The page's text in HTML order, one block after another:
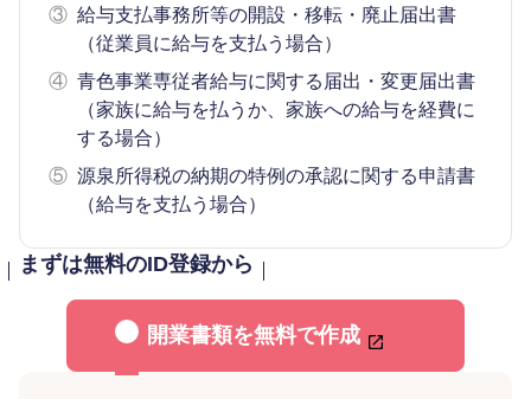
③ 給与支払事務所等の開設・移転・廃止届出書
（従業員に給与を支払う場合）
④ 青色事業専従者給与に関する届出・変更届出書
（家族に給与を払うか、家族への給与を経費に
する場合）
⑤ 源泉所得税の納期の特例の承認に関する申請書
（給与を支払う場合）
まずは無料のID登録から
開業書類を無料で作成